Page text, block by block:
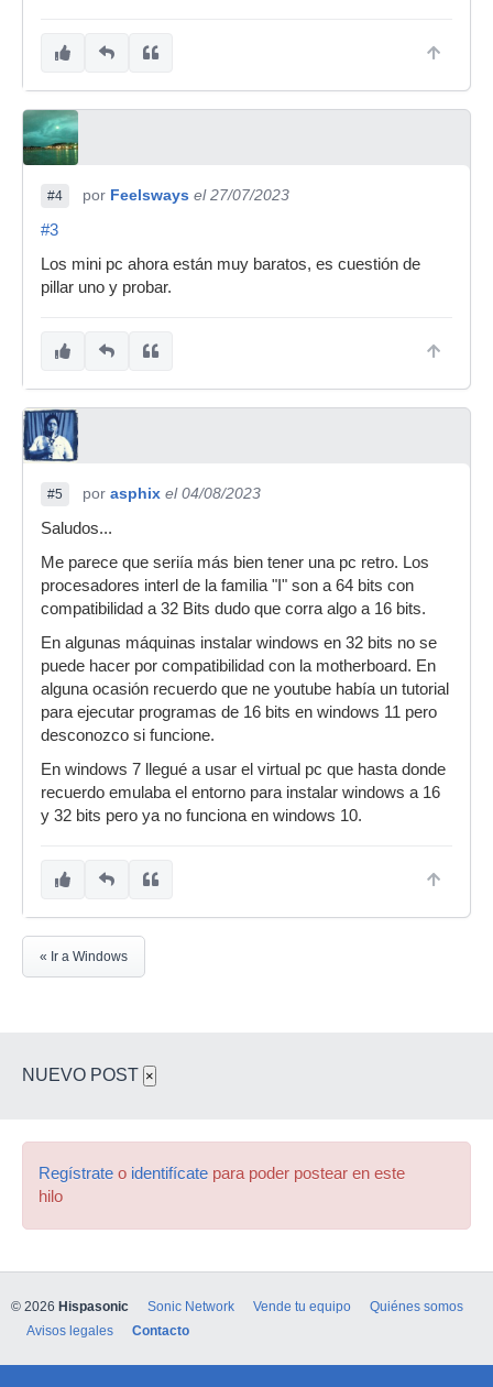
#4 por Feelsways el 27/07/2023
#3
Los mini pc ahora están muy baratos, es cuestión de
pillar uno y probar.
#5 por asphix el 04/08/2023
Saludos...
Me parece que seriía más bien tener una pc retro. Los
procesadores interl de la familia "I" son a 64 bits con
compatibilidad a 32 Bits dudo que corra algo a 16 bits.
En algunas máquinas instalar windows en 32 bits no se
puede hacer por compatibilidad con la motherboard. En
alguna ocasión recuerdo que ne youtube había un tutorial
para ejecutar programas de 16 bits en windows 11 pero
desconozco si funcione.
En windows 7 llegué a usar el virtual pc que hasta donde
recuerdo emulaba el entorno para instalar windows a 16
y 32 bits pero ya no funciona en windows 10.
« Ir a Windows
NUEVO POST ×
Regístrate o identifícate para poder postear en este
hilo
© 2026 Hispasonic Sonic Network Vende tu equipo
Quiénes somos
Avisos legales
Contacto